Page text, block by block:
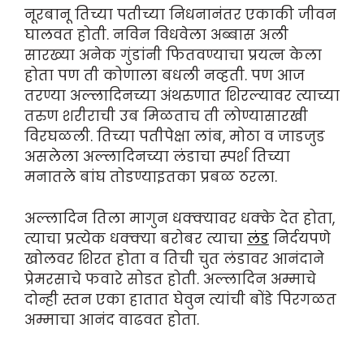
नूरबानू तिच्या पतीच्या निधनानंतर एकाकी जीवन
घालवत होती. नविन विधवेला अब्बास अली
सारख्या अनेक गुंडांनी फितवण्याचा प्रयत्न केला
होता पण ती कोणाला बधली नव्हती. पण आज
तरण्या अल्लादिनच्या अंथरुणात शिरल्यावर त्याच्या
तरुण शरीराची उब मिळताच ती लोण्यासारखी
विरघळली. तिच्या पतीपेक्षा लांब, मोठा व जाडजुड
असलेला अल्लादिनच्या लंडाचा स्पर्श तिच्या
मनातले बांघ तोडण्या‌इतका प्रबळ ठरला.
अल्लादिन तिला मागुन धक्क्यावर धक्के देत होता,
त्याचा प्रत्येक धक्क्या बरोबर त्याचा लंड निर्दयपणे
खोलवर शिरत होता व तिची चुत लंडावर आनंदाने
प्रेमरसाचे फवारे सोडत होती. अल्लादिन अम्माचे
दोन्ही स्तन एका हातात घेवुन त्यांची बोंडे पिरगळत
अम्माचा आनंद वाढवत होता.